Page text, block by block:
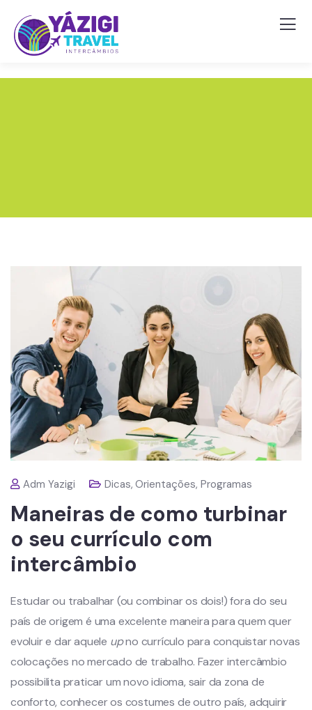
Adm Yazigi Dicas,Orientações,Programas
Maneiras de como turbinar
o seu currículo com
intercâmbio
Estudar ou trabalhar (ou combinar os dois!) fora do seu
país de origem é uma excelente maneira para quem quer
evoluir e dar aquele upno currículo para conquistar novas
colocações no mercado de trabalho. Fazer intercâmbio
possibilita praticar um novo idioma, sair da zona de
conforto, conhecer os costumes de outro país, adquirir